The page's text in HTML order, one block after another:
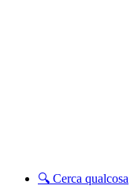
🔍 Cerca qualcosa